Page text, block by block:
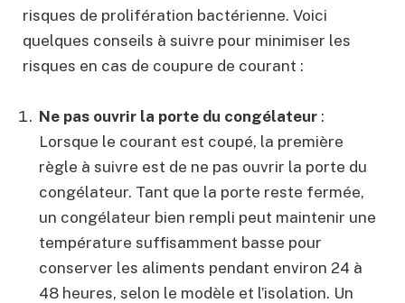
risques de prolifération bactérienne. Voici
quelques conseils à suivre pour minimiser les
risques en cas de coupure de courant :
Ne pas ouvrir la porte du congélateur :
Lorsque le courant est coupé, la première
règle à suivre est de ne pas ouvrir la porte du
congélateur. Tant que la porte reste fermée,
un congélateur bien rempli peut maintenir une
température suffisamment basse pour
conserver les aliments pendant environ 24 à
48 heures, selon le modèle et l’isolation. Un